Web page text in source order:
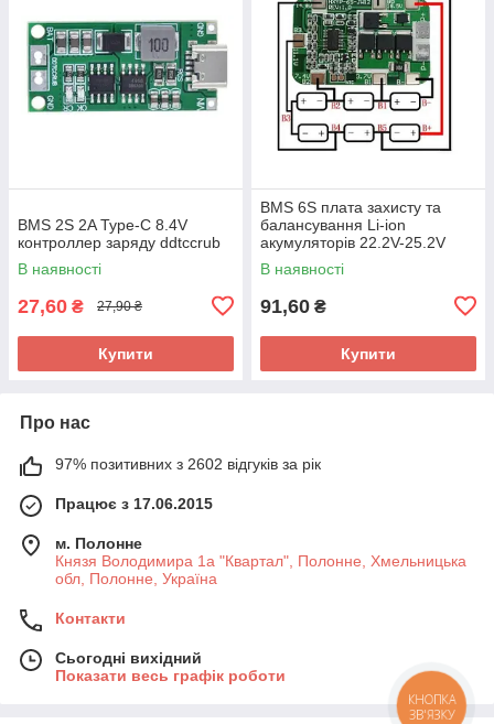
BMS 2S 2A Type-C 8.4V
контроллер заряду ddtccrub
В наявності
27,60 ₴ 27,90 ₴
Купити
BMS 6S плата захисту та
балансування Li-ion
акумуляторів 22.2V-25.2V
14A/20A (HXYP-6S-JW12)
В наявності
91,60 ₴
Купити
Про нас
97% позитивних з 2602 відгуків за рік
Працює з 17.06.2015
м. Полонне
Князя Володимира 1а "Квартал", Полонне, Хмельницька
обл, Полонне, Україна
Контакти
Сьогодні вихідний
Показати весь графік роботи
КНОПКА
ЗВ'ЯЗКУ